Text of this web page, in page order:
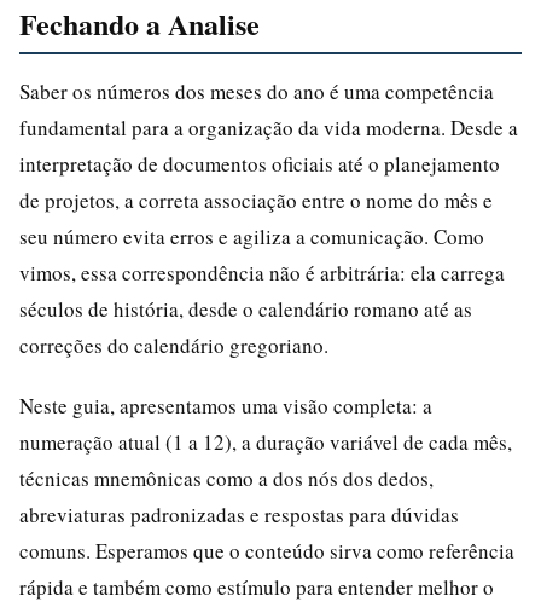
Fechando a Analise
Saber os números dos meses do ano é uma competência
fundamental para a organização da vida moderna. Desde a
interpretação de documentos oficiais até o planejamento
de projetos, a correta associação entre o nome do mês e
seu número evita erros e agiliza a comunicação. Como
vimos, essa correspondência não é arbitrária: ela carrega
séculos de história, desde o calendário romano até as
correções do calendário gregoriano.
Neste guia, apresentamos uma visão completa: a
numeração atual (1 a 12), a duração variável de cada mês,
técnicas mnemônicas como a dos nós dos dedos,
abreviaturas padronizadas e respostas para dúvidas
comuns. Esperamos que o conteúdo sirva como referência
rápida e também como estímulo para entender melhor o